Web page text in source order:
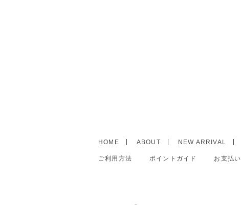
HOME ABOUT NEW ARRIVAL
ご利用方法 ポイントガイド お支払